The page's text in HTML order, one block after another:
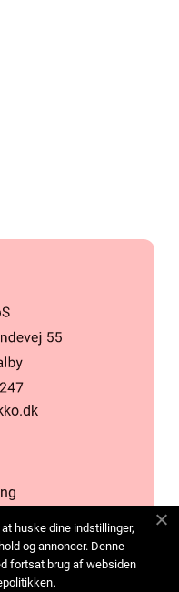
huske dine indstillinger,
og annoncer. Denne
fortsat brug af websiden